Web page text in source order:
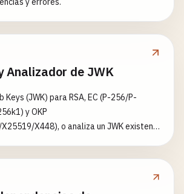
Analizador de JWK
Keys (JWK) para RSA, EC (P-256/P-
y OKP
X448), o analiza un JWK existente